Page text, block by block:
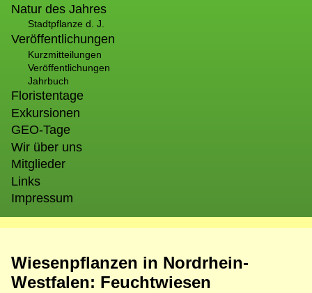
Natur des Jahres
Stadtpflanze d. J.
Veröffentlichungen
Kurzmitteilungen
Veröffentlichungen
Jahrbuch
Floristentage
Exkursionen
GEO-Tage
Wir über uns
Mitglieder
Links
Impressum
Wiesenpflanzen in Nordrhein-
Westfalen: Feuchtwiesen